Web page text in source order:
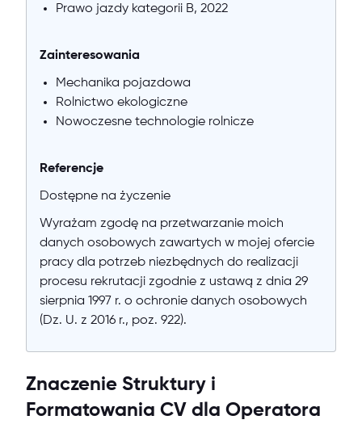
Prawo jazdy kategorii B, 2022
Zainteresowania
Mechanika pojazdowa
Rolnictwo ekologiczne
Nowoczesne technologie rolnicze
Referencje
Dostępne na życzenie
Wyrażam zgodę na przetwarzanie moich
danych osobowych zawartych w mojej ofercie
pracy dla potrzeb niezbędnych do realizacji
procesu rekrutacji zgodnie z ustawą z dnia 29
sierpnia 1997 r. o ochronie danych osobowych
(Dz. U. z 2016 r., poz. 922).
Znaczenie Struktury i
Formatowania CV dla Operatora